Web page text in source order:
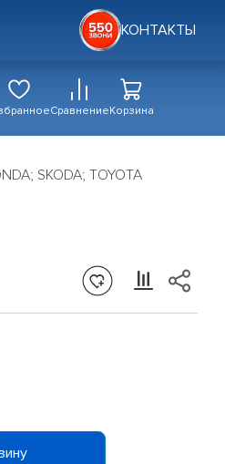
КОНТАКТЫ
СравнениеКорзина
SKODA; TOYOTA